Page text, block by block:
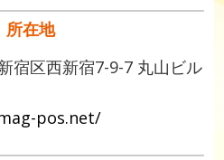
所在地
宿区西新宿7-9-7 丸山ビル
pos.net/